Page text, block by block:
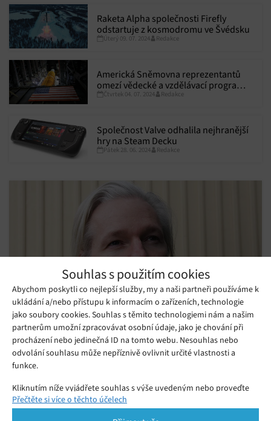
Souhlas s použitím cookies
Abychom poskytli co nejlepší služby, my a naši partneři používáme k
ukládání a/nebo přístupu k informacím o zařízeních, technologie
jako soubory cookies. Souhlas s těmito technologiemi nám a našim
partnerům umožní zpracovávat osobní údaje, jako je chování při
procházení nebo jedinečná ID na tomto webu. Nesouhlas nebo
odvolání souhlasu může nepříznivě ovlivnit určité vlastnosti a
funkce.
Kliknutím níže vyjádřete souhlas s výše uvedeným nebo proveďte
podrobnější rozhodnutí. Vaše volby budou použity pouze na tomto
Přečtěte si více o těchto účelech
kandidátech na pohovor.
Raketa Alpha společnosti Firefly
odstartuje z kosmodromu ve Švédsku
Úterý 09. 07. 2024 Redakce
Americká Sněmovna reprezentantů
omezí vědecké a vzdělávací programy
NASA
Čtvrtek 04. 07. 2024 Redakce
Společnost Valve odhalila nejhranější
hry na Steam Decku
Pátek 28. 06. 2024 Redakce
Julian Assange byl propuštěn z vězení na
základě dohody s USA
Úterý 25. 06. 2024
vězení a souhlasil s přiznáním viny za špionáž. Účet WikiLeaks
na X oznámil jeho propuštění poté, co mu Nejvyšší soud v